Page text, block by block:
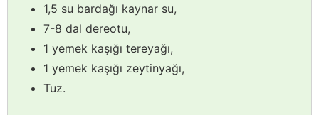
1,5 su bardağı kaynar su,
7-8 dal dereotu,
1 yemek kaşığı tereyağı,
1 yemek kaşığı zeytinyağı,
Tuz.